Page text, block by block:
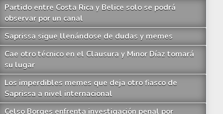
Partido entre Costa Rica y Belice solo se podrá
observar por un canal
Saprissa sigue llenándose de dudas y memes
Cae otro técnico en el Clausura y Minor Díaz tomará
su lugar
Los imperdibles memes que deja otro fiasco de
Saprissa a nivel internacional
Celso Borges enfrenta investigación penal por